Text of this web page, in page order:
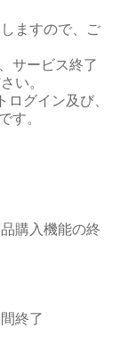
ますので、ご
サービス終了
い。
グイン及び、
す。
購入機能の終
終了